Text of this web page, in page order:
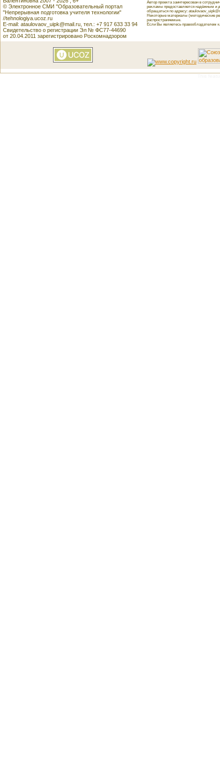
© Электронное СМИ "Образовательный портал
"Непрерывная подготовка учителя технологии"
//tehnologiya.ucoz.ru
E-mail: ataulovaov_uipk@mail.ru, тел.: +7 917 633 33 94
Свидетельство о регистрации Эл № ФС77-44690
от 20.04.2011 зарегистрировано Роскомнадзором
Автор проекта заинтересован в
рекламы предоставляется надёжным и
обращаться по адресу:
Некоторые материалы (методические
распространяемые.
Если Вы являетесь правообладателем